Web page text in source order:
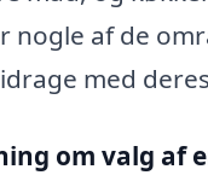
nogle af de
med
om valg af